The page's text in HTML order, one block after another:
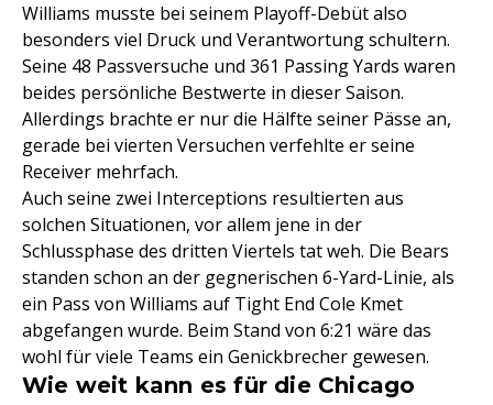
Williams musste bei seinem Playoff-Debüt also
besonders viel Druck und Verantwortung schultern.
Seine 48 Passversuche und 361 Passing Yards waren
beides persönliche Bestwerte in dieser Saison.
Allerdings brachte er nur die Hälfte seiner Pässe an,
gerade bei vierten Versuchen verfehlte er seine
Receiver mehrfach.
Auch seine zwei Interceptions resultierten aus
solchen Situationen, vor allem jene in der
Schlussphase des dritten Viertels tat weh. Die Bears
standen schon an der gegnerischen 6-Yard-Linie, als
ein Pass von Williams auf Tight End Cole Kmet
abgefangen wurde. Beim Stand von 6:21 wäre das
wohl für viele Teams ein Genickbrecher gewesen.
Wie weit kann es für die Chicago